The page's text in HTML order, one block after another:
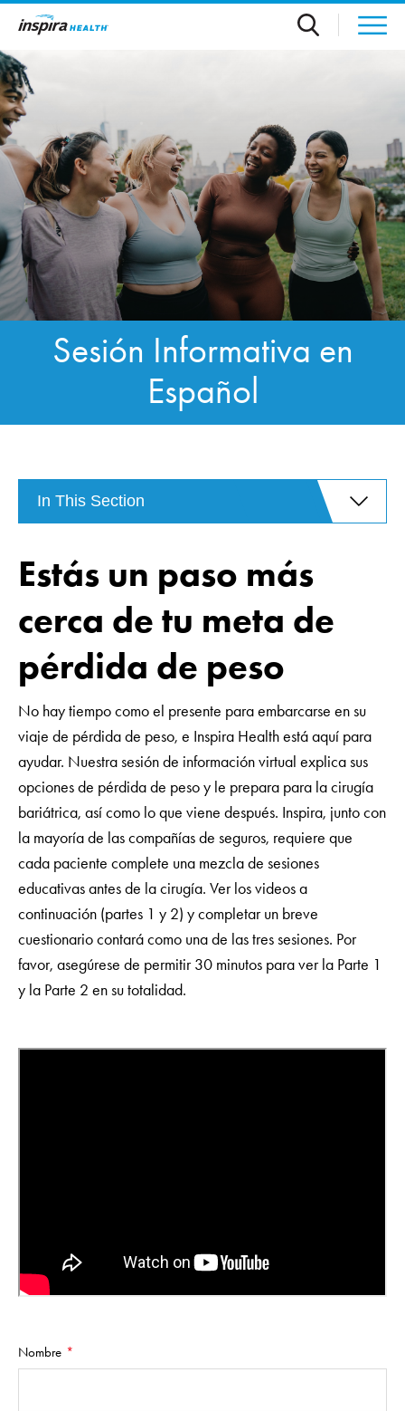
Skip to main content
Sesión Informativa en
Español
Estás un paso más
cerca de tu meta de
pérdida de peso
No hay tiempo como el presente para embarcarse en su
viaje de pérdida de peso, e Inspira Health está aquí para
ayudar. Nuestra sesión de información virtual explica sus
opciones de pérdida de peso y le prepara para la cirugía
bariátrica, así como lo que viene después. Inspira, junto con
la mayoría de las compañías de seguros, requiere que
cada paciente complete una mezcla de sesiones
educativas antes de la cirugía. Ver los videos a
continuación (partes 1 y 2) y completar un breve
cuestionario contará como una de las tres sesiones. Por
favor, asegúrese de permitir 30 minutos para ver la Parte 1
y la Parte 2 en su totalidad.
Nombre
In This Section